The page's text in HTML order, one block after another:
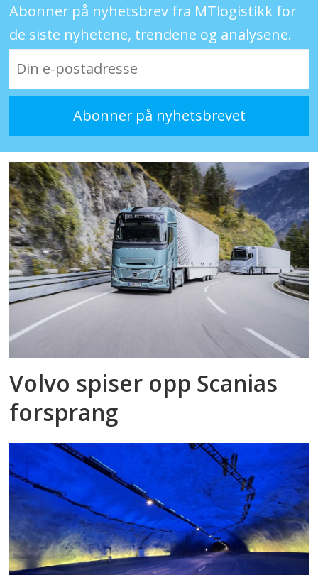
Abonner på nyhetsbrev fra MTlogistikk for
de siste nyhetene, trendene og analysene.
Volvo spiser opp Scanias
forsprang